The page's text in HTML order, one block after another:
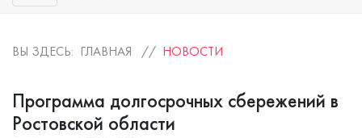
ВЫ ЗДЕСЬ: ГЛАВНАЯ // НОВОСТИ
Программа долгосрочных сбережений в
Ростовской области